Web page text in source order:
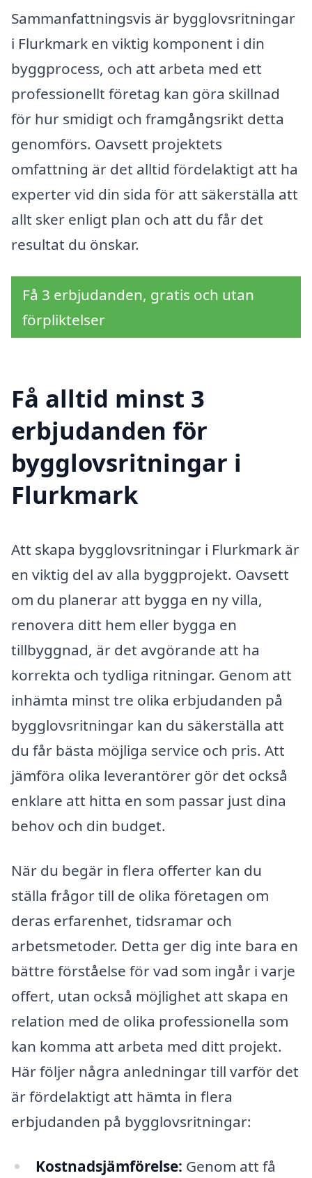
Sammanfattningsvis är bygglovsritningar
i Flurkmark en viktig komponent i din
byggprocess, och att arbeta med ett
professionellt företag kan göra skillnad
för hur smidigt och framgångsrikt detta
genomförs. Oavsett projektets
omfattning är det alltid fördelaktigt att ha
experter vid din sida för att säkerställa att
allt sker enligt plan och att du får det
resultat du önskar.
Få 3 erbjudanden, gratis och utan
förpliktelser
Få alltid minst 3
erbjudanden för
bygglovsritningar i
Flurkmark
Att skapa bygglovsritningar i Flurkmark är
en viktig del av alla byggprojekt. Oavsett
om du planerar att bygga en ny villa,
renovera ditt hem eller bygga en
tillbyggnad, är det avgörande att ha
korrekta och tydliga ritningar. Genom att
inhämta minst tre olika erbjudanden på
bygglovsritningar kan du säkerställa att
du får bästa möjliga service och pris. Att
jämföra olika leverantörer gör det också
enklare att hitta en som passar just dina
behov och din budget.
När du begär in flera offerter kan du
ställa frågor till de olika företagen om
deras erfarenhet, tidsramar och
arbetsmetoder. Detta ger dig inte bara en
bättre förståelse för vad som ingår i varje
offert, utan också möjlighet att skapa en
relation med de olika professionella som
kan komma att arbeta med ditt projekt.
Här följer några anledningar till varför det
är fördelaktigt att hämta in flera
erbjudanden på bygglovsritningar:
Kostnadsjämförelse: Genom att få